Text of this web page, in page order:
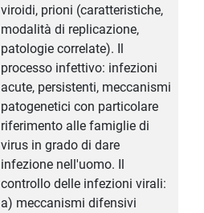
viroidi, prioni (caratteristiche,
modalità di replicazione,
patologie correlate). Il
processo infettivo: infezioni
acute, persistenti, meccanismi
patogenetici con particolare
riferimento alle famiglie di
virus in grado di dare
infezione nell'uomo. Il
controllo delle infezioni virali:
a) meccanismi difensivi